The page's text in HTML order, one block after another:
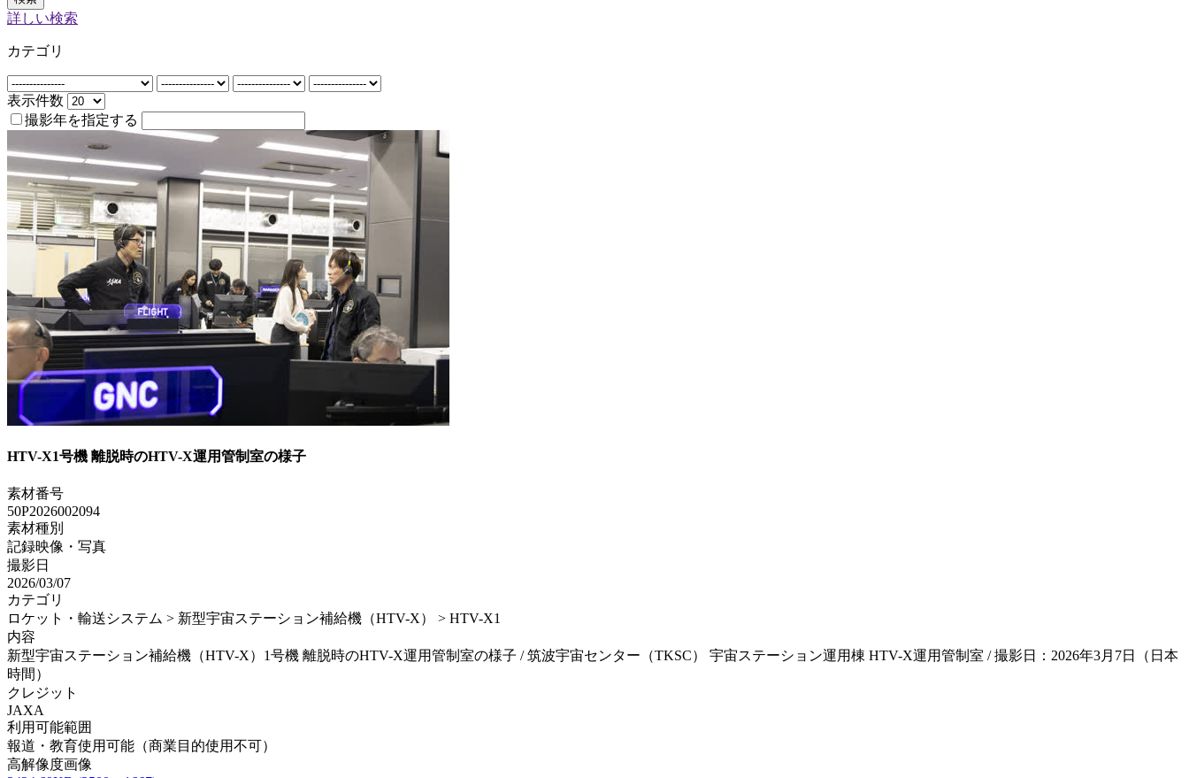
詳しい検索
カテゴリ
表示件数
撮影年を指定する
HTV-X1号機 離脱時のHTV-X運用管制室の様子
素材番号
50P2026002094
素材種別
記録映像・写真
撮影日
2026/03/07
カテゴリ
ロケット・輸送システム > 新型宇宙ステーション補給機（HTV-X） > HTV-X1
内容
新型宇宙ステーション補給機（HTV-X）1号機 離脱時のHTV-X運用管制室の様子 / 筑波宇宙センター（TKSC） 宇宙ステーション運用棟 HTV-X運用管制室 / 撮影日：2026年3月7日（日本
時間）
クレジット
JAXA
利用可能範囲
報道・教育使用可能（商業目的使用不可）
高解像度画像